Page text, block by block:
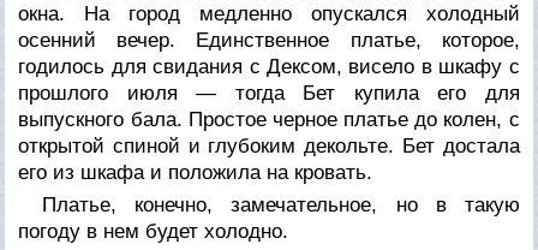
окна. На город медленно опускался холодный
осенний вечер. Единственное платье, которое,
годилось для свидания с Дексом, висело в шкафу с
прошлого июля — тогда Бет купила его для
выпускного бала. Простое черное платье до колен, с
открытой спиной и глубоким декольте. Бет достала
его из шкафа и положила на кровать.
Платье, конечно, замечательное, но в такую
погоду в нем будет холодно.